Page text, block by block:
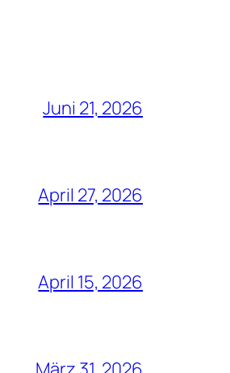
Juni 21, 2026
April 27, 2026
April 15, 2026